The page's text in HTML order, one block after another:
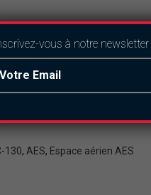
130, AES, Espace aérien AES
vous à notre